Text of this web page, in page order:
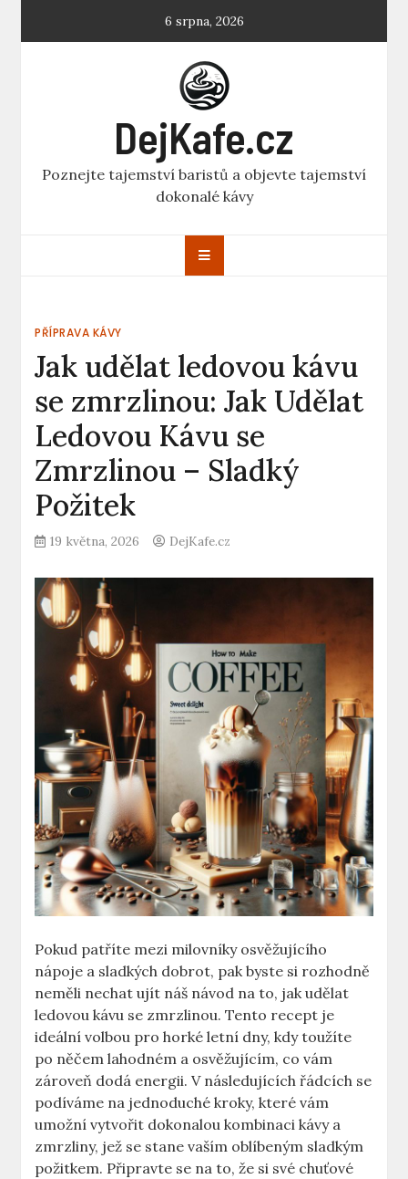
6 srpna, 2026
DejKafe.cz
Poznejte tajemství baristů a objevte tajemství
dokonalé kávy
PŘÍPRAVA KÁVY
Jak udělat ledovou kávu
se zmrzlinou: Jak Udělat
Ledovou Kávu se
Zmrzlinou – Sladký
Požitek
19 května, 2026 DejKafe.cz
Pokud patříte mezi milovníky osvěžujícího
nápoje ⁤a sladkých dobrot, pak byste si rozhodně
neměli nechat ujít náš návod na to, jak udělat
ledovou‍ kávu se zmrzlinou.​ Tento recept je
ideální volbou pro horké letní dny, kdy toužíte
po něčem lahodném a osvěžujícím, co vám
zároveň dodá energii. V následujících řádcích ‍se
podíváme na​ jednoduché kroky, které vám
umožní vytvořit dokonalou kombinaci kávy a
zmrzliny, jež se stane vaším oblíbeným sladkým
požitkem. Připravte se ‍na to, že si své chuťové